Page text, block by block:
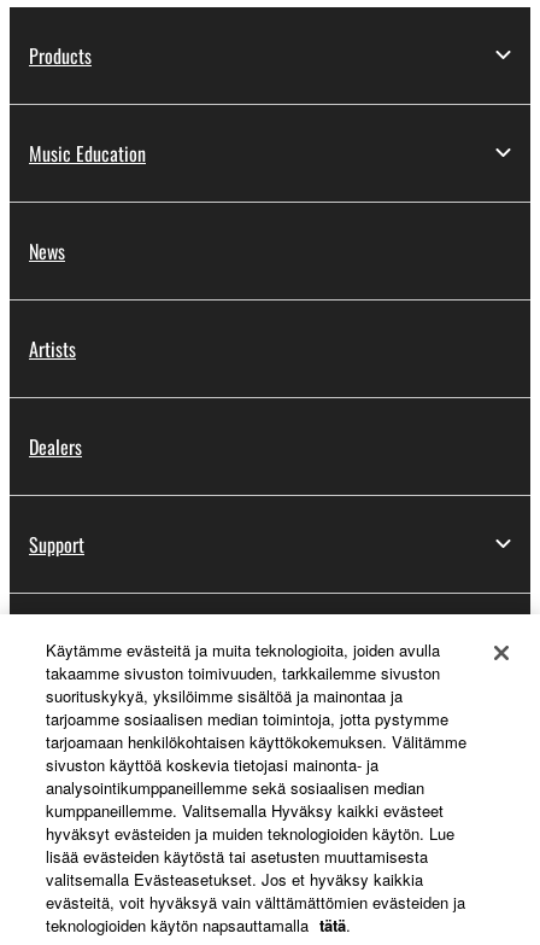
Products
Music Education
News
Artists
Dealers
Support
Yamaha Music ID Registration
About Yamaha
Suomi - English
Business
Käytämme evästeitä ja muita teknologioita, joiden avulla
takaamme sivuston toimivuuden, tarkkailemme sivuston
suorituskykyä, yksilöimme sisältöä ja mainontaa ja
tarjoamme sosiaalisen median toimintoja, jotta pystymme
tarjoamaan henkilökohtaisen käyttökokemuksen. Välitämme
sivuston käyttöä koskevia tietojasi mainonta- ja
analysointikumppaneillemme sekä sosiaalisen median
kumppaneillemme. Valitsemalla Hyväksy kaikki evästeet
hyväksyt evästeiden ja muiden teknologioiden käytön. Lue
lisää evästeiden käytöstä tai asetusten muuttamisesta
valitsemalla Evästeasetukset. Jos et hyväksy kaikkia
evästeitä, voit hyväksyä vain välttämättömien evästeiden ja
teknologioiden käytön napsauttamalla tätä.